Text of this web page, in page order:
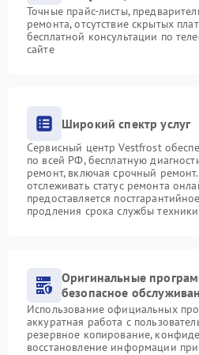
Точные прайс-листы,
ремонта, отсутствие скрытых
бесплатной консультации по
сайте
Широкий спектр услуг
Сервисный центр Vestfrost
по всей РФ, бесплатную
ремонт, включая срочный
отслеживать статус ремонта
предоставляется
продления срока службы техники
Оригинальные
безопасное
Использование официальных
аккуратная работа с
резервное копирование,
восстановление информации